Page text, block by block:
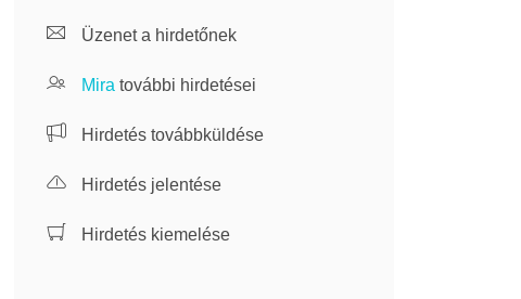
Üzenet a hirdetőnek
Mira további hirdetései
Hirdetés továbbküldése
Hirdetés jelentése
Hirdetés kiemelése